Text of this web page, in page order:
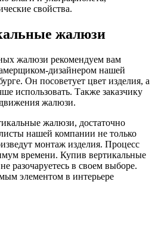
свойства.
жалюзи
жалюзи рекомендуем вам
дизайнером нашей
Он посоветует цвет изделия, а
использовать. Также заказчику
жалюзи.
жалюзи, достаточно
нашей компании не только
монтаж изделия. Процесс
времени. Купив вертикальные
разочаруетесь в своем выборе.
элементом в интерьере